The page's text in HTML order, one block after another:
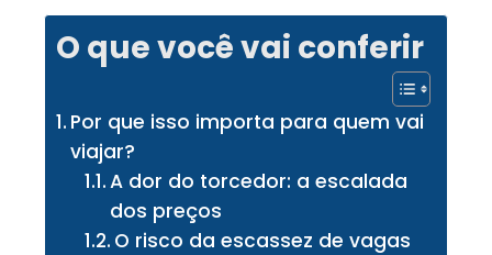
O que você vai conferir
Por que isso importa para quem vai
viajar?
A dor do torcedor: a escalada
dos preços
O risco da escassez de vagas